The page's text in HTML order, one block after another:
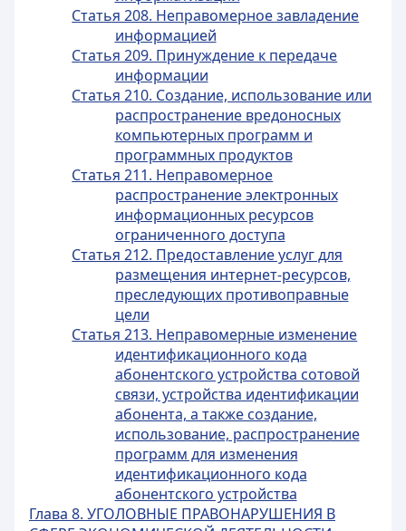
Статья 208. Неправомерное завладение
информацией
Статья 209. Принуждение к передаче
информации
Статья 210. Создание, использование или
распространение вредоносных
компьютерных программ и
программных продуктов
Статья 211. Неправомерное
распространение электронных
информационных ресурсов
ограниченного доступа
Статья 212. Предоставление услуг для
размещения интернет-ресурсов,
преследующих противоправные
цели
Статья 213. Неправомерные изменение
идентификационного кода
абонентского устройства сотовой
связи, устройства идентификации
абонента, а также создание,
использование, распространение
программ для изменения
идентификационного кода
абонентского устройства
Глава 8. УГОЛОВНЫЕ ПРАВОНАРУШЕНИЯ В